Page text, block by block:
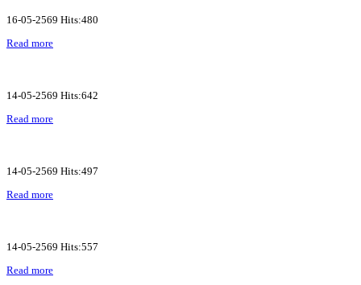
16-05-2569 Hits:480
Read more
14-05-2569 Hits:642
Read more
14-05-2569 Hits:497
Read more
14-05-2569 Hits:557
Read more